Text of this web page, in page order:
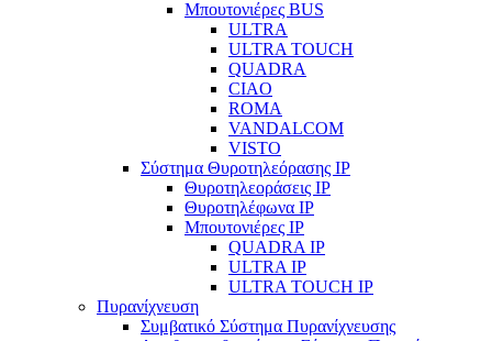
Μπουτονιέρες BUS
ULTRA
ULTRA TOUCH
QUADRA
CIAO
ROMA
VANDALCOM
VISTO
Σύστημα Θυροτηλεόρασης IP
Θυροτηλεοράσεις IP
Θυροτηλέφωνα IP
Μπουτονιέρες IP
QUADRA IP
ULTRA IP
ULTRA TOUCH IP
Πυρανίχνευση
Συμβατικό Σύστημα Πυρανίχνευσης